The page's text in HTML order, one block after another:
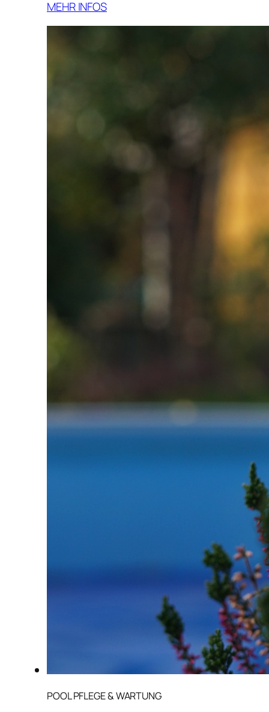
MEHR INFOS
POOL PFLEGE & WARTUNG